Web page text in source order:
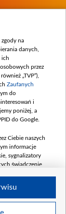
zgody na
danych,
ich
przez
„TVP”),
Zaufanych
do
i
poniżej, a
do Google.
Ciebie naszych
informacje
sygnalizatory
świadczenie
Ciebie